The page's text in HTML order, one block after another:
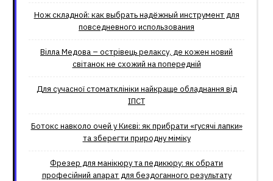
Нож складной: как выбрать надёжный инструмент для
повседневного использования
Вілла Медова – острівець релаксу, де кожен новий
світанок не схожий на попередній
Для сучасної стоматклініки найкраще обладнання від
ІПСТ
Ботокс навколо очей у Києві: як прибрати «гусячі лапки»
та зберегти природну міміку
Фрезер для манікюру та педикюру: як обрати
професійний апарат для бездоганного результату